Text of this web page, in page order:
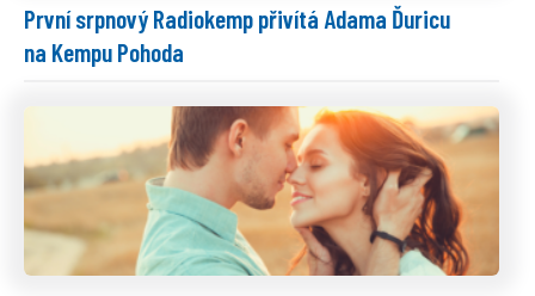
První srpnový Radiokemp přivítá Adama Ďuricu
na Kempu Pohoda